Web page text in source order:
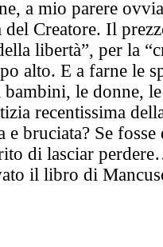
a mio parere
del Creatore. Il
libertà”, per la
alto. E a farne le
le donne,
recentissima
e bruciata? Se fosse
di lasciar
il libro di